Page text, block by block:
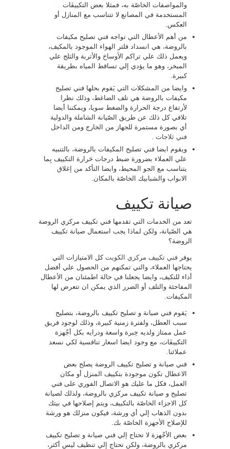
والمواصفات الخاصّة به، فمثلا بعض التكييفَات
المستخدمة في المصانع لا تتناسب مع المنازل أو
العكس.
من أهم الأعطال التي تواجه فني تصليح مكيفات
بالروضة، هي انسداد فلتر الهواء الموجود بالمكيف،
ويعمل ذلك علي تراكم الأوساخ والأتربة والثلج علي
المبخر، وهو ما يؤدي إلي تساقط المياه بطريقة
كبيرة.
وايضا من المشكلات التي يَقوم بحلها فني تصليح
مكيفات بالروضة هي تلف الضاغط، وذلك نظرا
لأرتفاع درجة الحرارة والضغط سويا، ويمكننا أيضا
تلافي كل ذلك عن طريق الصّيانة الشاملة والدولية
أي بصورة مستمرة للجهاز من الخارج ومن الداخل
فني ثلاجات
ويقوم ايضا فني تصليح المكيفات بالروضة، بالتنبيه
علي العملاء بضرورة ضبط درجات حَرارة التكييف بِما
يتناسب مع الجو المحيط، وايضا التأكد من إغلاق
الابواب والشبابيك الخاصّة بالمكان.
صيانة تكييف
تعد من الخدمات التي تقدمها فني تكييف مركزي الروضة
هي الصّيانة، ولكن لماذا يجب استعمال صيانة تكييف
الروضة؟
يوفر فني تكييف مركزي الكويت كل الامتيازات التي
يحتاجها العملاء، والتي تمكنهم من الحصول علي أفضل
أداء للتكيف، وايضا يجعلنا في حالة اطمئنان من الأعطال
المفاجئة والتلف أو الضرر الذي يمكن ان تتعرض لها
المكيفات.
يَقوم فني صيانة و تصليح تكييف بالروضة، بتصليح
سبب العطل، ولفترة زمنية كبيرة، وذلك لوجود فريق
عمل ممتاز ولديه خِبرة واسعة ودرايه بكل أجْهزة
التكييفَات، مع وجود ايضا اسعار تنافسية لكي نسعد
عملائنا.
فني صيانة و تصليح تكييف الروضة يصلح بعض
الاعطال تكون موجودة بتكييف المنزل أو مكان
العمل، فكل ما عليك هو الاتصال الفوري على فني
تصليح و صيانة تكييف مركزي بالروضة، ولذلك لصيانة
كل الاجزاء الخاصّة بالتكييف، ويتم إصلاحها في بيتك
بدون الذهاب إلي أي ورشة، فيكون منزلك هو ورشة
للإصلاح الأجهزة الخاصّة بك.
بعض الأجْهزة لا تحتاج إلي فني صيانة و تصليح تكييف
مركزي بالروضة، ولكن تحتاج إلي تنظيف ليس أكثر،